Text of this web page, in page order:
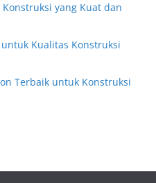
yang Kuat dan
Kualitas Konstruksi
Terbaik untuk Konstruksi